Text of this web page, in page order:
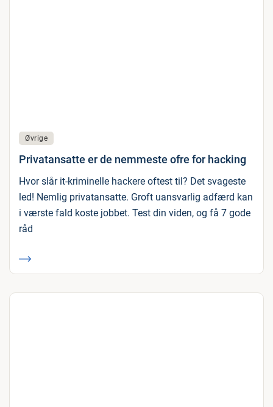
Øvrige
Privatansatte er de nemmeste ofre for hacking
Hvor slår it-kriminelle hackere oftest til? Det svageste
led! Nemlig privatansatte. Groft uansvarlig adfærd kan
i værste fald koste jobbet. Test din viden, og få 7 gode
råd